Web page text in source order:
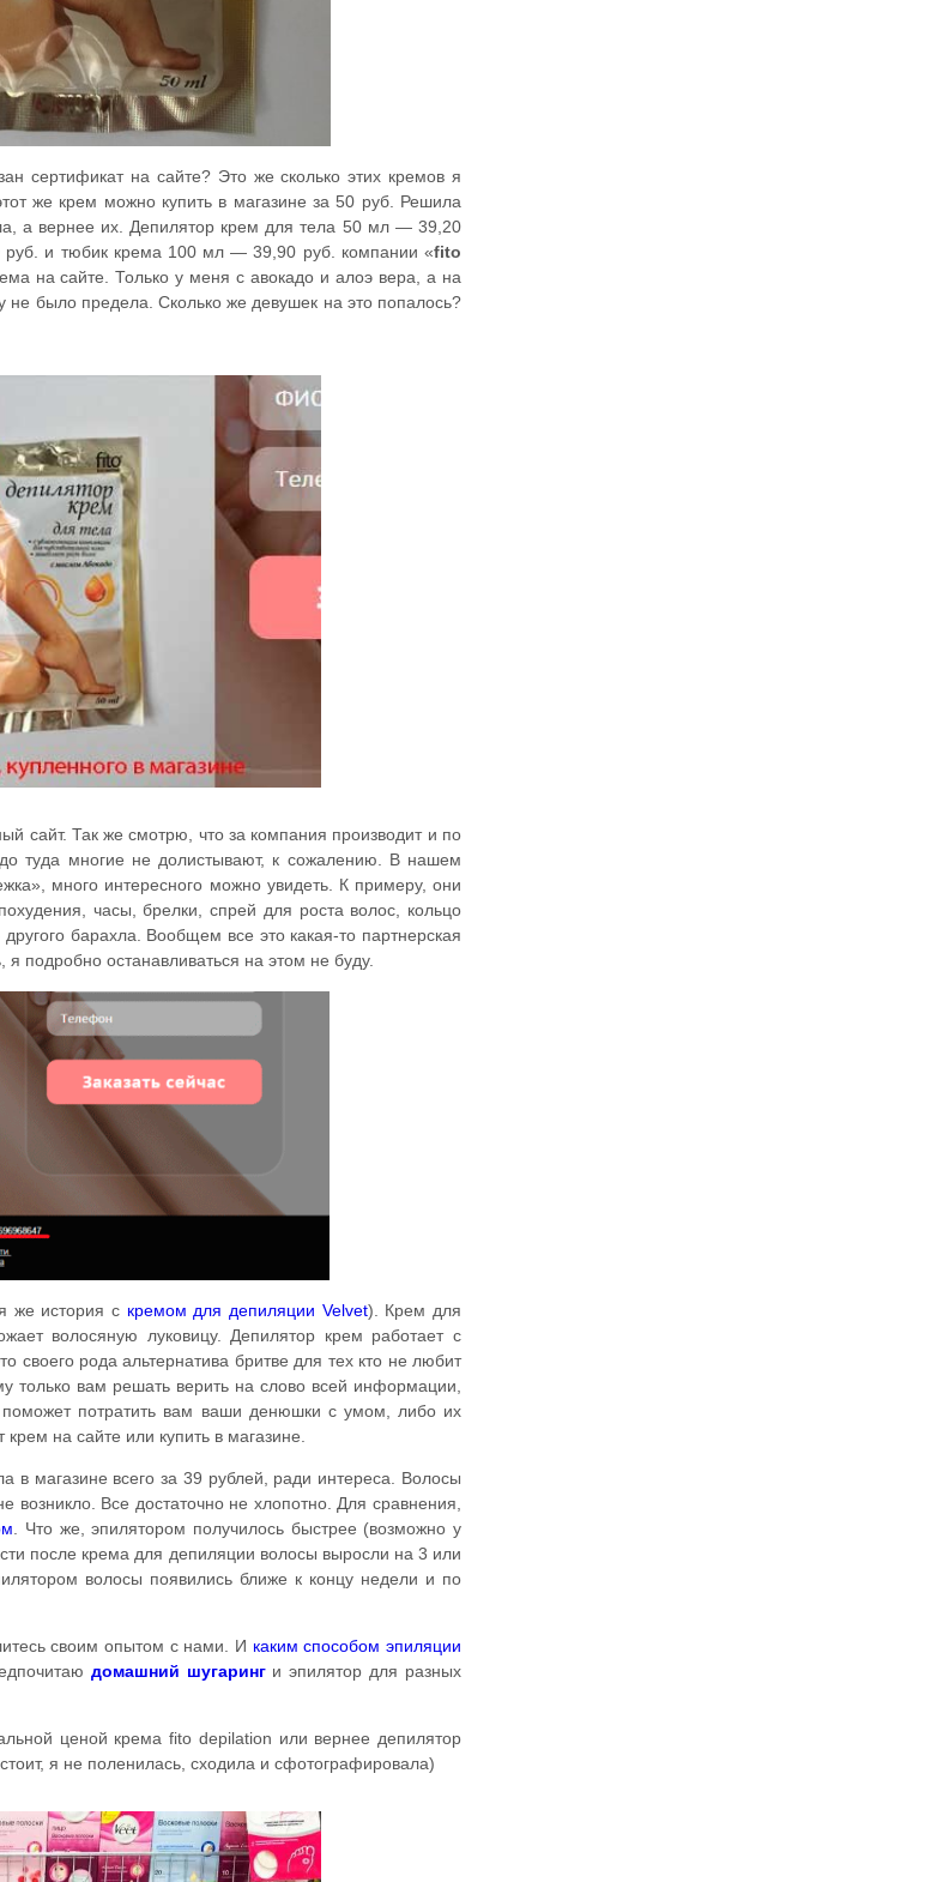
сертификат на сайте? Это же сколько этих кремов я
же крем можно купить в магазине за 50 руб. Решила
а вернее их. Депилятор крем для тела 50 мл — 39,20
и тюбик крема 100 мл — 39,90 руб. компании «fito
на сайте. Только у меня с авокадо и алоэ вера, а на
было предела. Сколько же девушек на это попалось?
сайт. Так же смотрю, что за компания производит и по
туда многие не долистывают, к сожалению. В нашем
много интересного можно увидеть. К примеру, они
часы, брелки, спрей для роста волос, кольцо
барахла. Вообщем все это какая-то партнерская
подробно останавливаться на этом не буду.
же история с кремом для депиляции Velvet). Крем для
волосяную луковицу. Депилятор крем работает с
рода альтернатива бритве для тех кто не любит
только вам решать верить на слово всей информации,
поможет потратить вам ваши денюшки с умом, либо их
крем на сайте или купить в магазине.
в магазине всего за 39 рублей, ради интереса. Волосы
возникло. Все достаточно не хлопотно. Для сравнения,
. Что же, эпилятором получилось быстрее (возможно у
после крема для депиляции волосы выросли на 3 или
волосы появились ближе к концу недели и по
своим опытом с нами. И каким способом эпиляции
домашний шугаринги эпилятор для разных
ценой крема fito depilation или вернее депилятор
я не поленилась, сходила и сфотографировала)